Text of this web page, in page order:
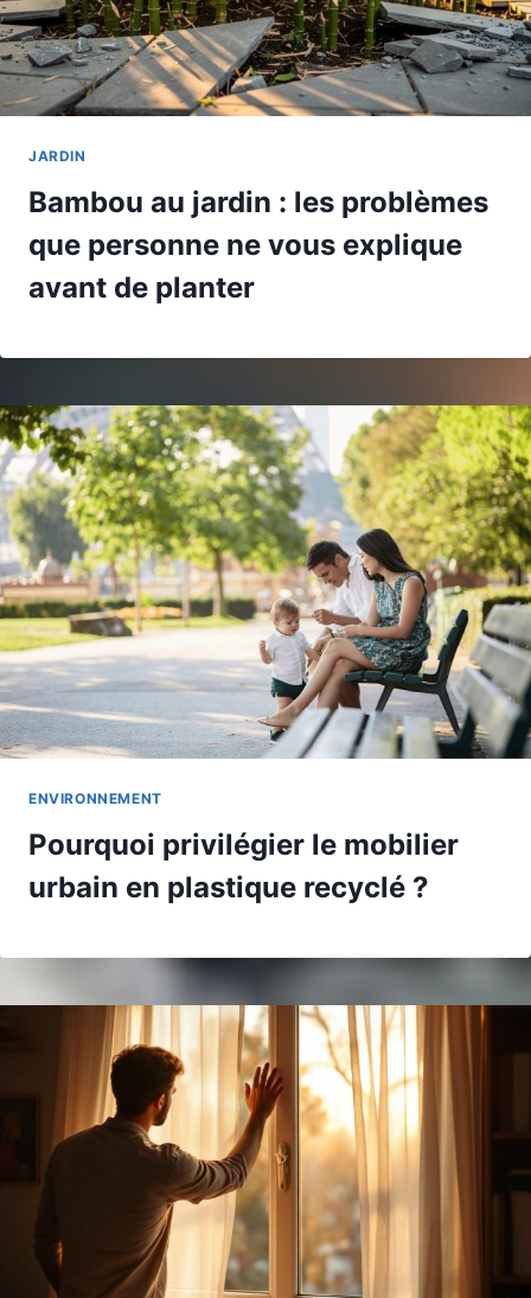
JARDIN
Bambou au jardin : les problèmes
que personne ne vous explique
avant de planter
ENVIRONNEMENT
Pourquoi privilégier le mobilier
urbain en plastique recyclé ?